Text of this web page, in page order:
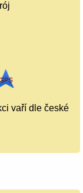
vaří dle české